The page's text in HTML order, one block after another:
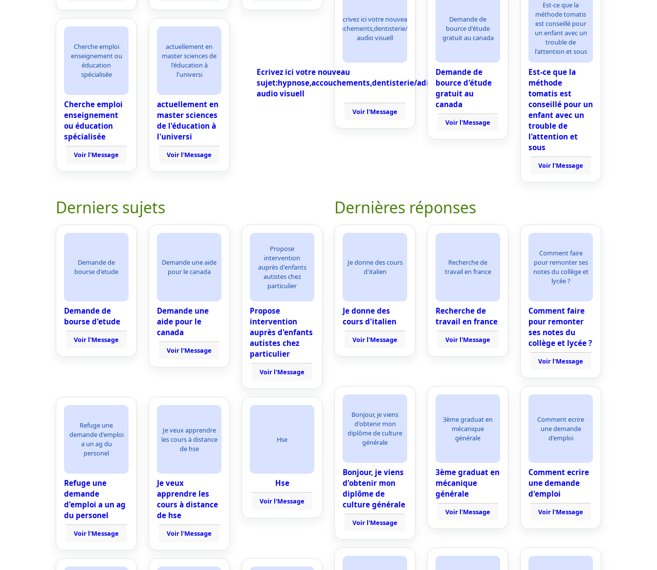
Cherche emploi
enseignement ou
éducation
spécialisée
Cherche emploi
enseignement
ou éducation
spécialisée
Voir l'Message
actuellement en
master sciences de
l'éducation à
l'universi
actuellement en
master sciences
de l'éducation à
l'universi
Voir l'Message
Ecrivez ici votre nouveau
sujet:hypnose,accouchements,dentisterie/adictions/relaxation
audio visuell
Ecrivez ici votre nouveau
sujet:hypnose,accouchements,dentisterie/adictions/relaxation
audio visuell
Voir l'Message
Demande de
bource d'étude
gratuit au canada
Demande de
bource d'étude
gratuit au
canada
Voir l'Message
Est-ce que la
méthode tomatis
est conseillé pour
un enfant avec un
trouble de
l'attention et sous
Est-ce que la
méthode
tomatis est
conseillé pour un
enfant avec un
trouble de
l'attention et
sous
Voir l'Message
Derniers sujets
Demande de
bourse d'etude
Demande de
bourse d'etude
Voir l'Message
Demande une aide
pour le canada
Demande une
aide pour le
canada
Voir l'Message
Propose
intervention
auprès d'enfants
autistes chez
particulier
Propose
intervention
auprès d'enfants
autistes chez
particulier
Voir l'Message
Refuge une
demande d'emploi
a un ag du
personel
Refuge une
demande
d'emploi a un ag
du personel
Voir l'Message
Je veux apprendre
les cours à distance
de hse
Je veux
apprendre les
cours à distance
de hse
Voir l'Message
Hse
Hse
Voir l'Message
Dernières réponses
Je donne des cours
d'italien
Je donne des
cours d'italien
Voir l'Message
Recherche de
travail en france
Recherche de
travail en france
Voir l'Message
Comment faire
pour remonter ses
notes du collège et
lycée ?
Comment faire
pour remonter
ses notes du
collège et lycée ?
Voir l'Message
Bonjour, je viens
d'obtenir mon
diplôme de culture
générale
Bonjour, je viens
d'obtenir mon
diplôme de
culture générale
Voir l'Message
3ème graduat en
mécanique
générale
3ème graduat en
mécanique
générale
Voir l'Message
Comment ecrire
une demande
d'emploi
Comment ecrire
une demande
d'emploi
Voir l'Message